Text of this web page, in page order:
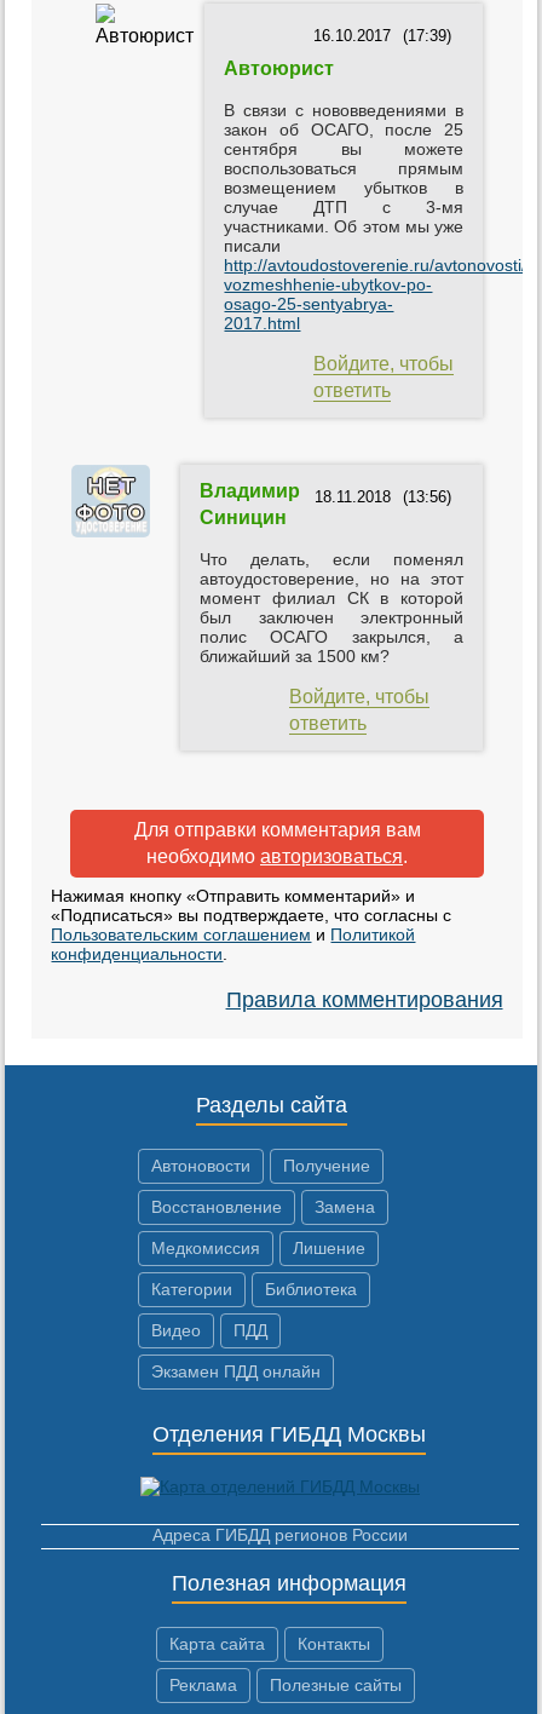
(17:39)
16.10.2017
Автоюрист
В связи с нововведениями в
закон об ОСАГО, после 25
сентября вы можете
воспользоваться прямым
возмещением убытков в
случае ДТП с 3-мя
участниками. Об этом мы уже
писали
http://avtoudostoverenie.ru/avtonovosti/
vozmeshhenie-ubytkov-po-
osago-25-sentyabrya-
2017.html
Войдите, чтобы
ответить
(13:56)
18.11.2018
Владимир
Синицин
Что делать, если поменял
автоудостоверение, но на этот
момент филиал СК в которой
был заключен электронный
полис ОСАГО закрылся, а
ближайший за 1500 км?
Войдите, чтобы
ответить
Для отправки комментария вам
необходимо авторизоваться.
Нажимая кнопку «Отправить комментарий» и
«Подписаться» вы подтверждаете, что согласны с
Пользовательским соглашением и Политикой
конфиденциальности
Правила комментирования
Разделы сайта
Автоновости Получение
Восстановление Замена
Медкомиссия Лишение
Категории Библиотека
Видео ПДД
Экзамен ПДД онлайн
Отделения ГИБДД Москвы
Адреса ГИБДД регионов России
Полезная информация
Карта сайта Контакты
Реклама Полезные сайты